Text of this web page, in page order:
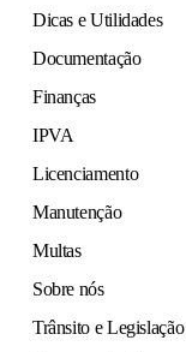
Dicas e Utilidades
Documentação
Finanças
IPVA
Licenciamento
Manutenção
Multas
Sobre nós
Trânsito e Legislação